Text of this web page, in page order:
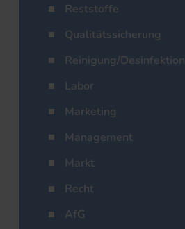
Reststoffe
Qualitätssicherung
Reinigung/Desinfektion
Labor
Marketing
Management
Markt
Recht
AfG